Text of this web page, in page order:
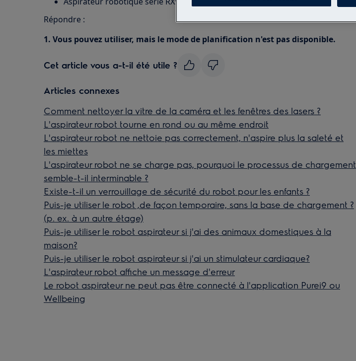
Répondre :
1. Vous pouvez utiliser, mais le mode de planification n'est pas disponible.
Cet article vous a-t-il été utile ?
Articles connexes
Comment nettoyer la vitre de la caméra et les fenêtres des lasers ?
L'aspirateur robot tourne en rond ou au même endroit
L'aspirateur robot ne nettoie pas correctement, n'aspire plus la saleté et
les miettes
L'aspirateur robot ne se charge pas, pourquoi le processus de chargement
semble-t-il interminable ?
Existe-t-il un verrouillage de sécurité du robot pour les enfants ?
Puis-je utiliser le robot ,de façon temporaire, sans la base de chargement ?
(p. ex. à un autre étage)
Puis-je utiliser le robot aspirateur si j'ai des animaux domestiques à la
maison?
Puis-je utiliser le robot aspirateur si j'ai un stimulateur cardiaque?
L'aspirateur robot affiche un message d'erreur
Le robot aspirateur ne peut pas être connecté à l'application Purei9 ou
Wellbeing